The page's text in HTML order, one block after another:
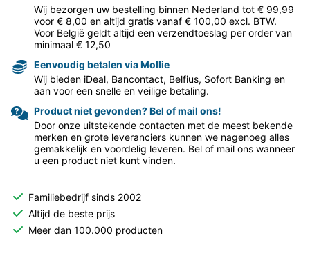
Wij bezorgen uw bestelling binnen Nederland tot € 99,99
voor € 8,00 en altijd gratis vanaf € 100,00 excl. BTW.
Voor België geldt altijd een verzendtoeslag per order van
minimaal € 12,50
Eenvoudig betalen via Mollie
Wij bieden iDeal, Bancontact, Belfius, Sofort Banking en
aan voor een snelle en veilige betaling.
Product niet gevonden? Bel of mail ons!
Door onze uitstekende contacten met de meest bekende
merken en grote leveranciers kunnen we nagenoeg alles
gemakkelijk en voordelig leveren. Bel of mail ons wanneer
u een product niet kunt vinden.
Familiebedrijf sinds 2002
Altijd de beste prijs
Meer dan 100.000 producten